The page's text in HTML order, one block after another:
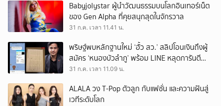
Babyjolystar ผู้นำวัฒนธรรมบนโลกอินเทอร์เน็ต
ของ Gen Alpha ที่คุยสนุกสุดในจักรวาล
31 ก.ค. เวลา 11.41 น.
พริษฐ์พบหลักฐานใหม่ ‘ฮั้ว สว.’ สลิปโอนเงินถึงผู้
สมัคร ‘หนองบัวลำภู’ พร้อม LINE หลุดการันตี
ตำแหน่ง
31 ก.ค. เวลา 11.09 น.
ALALA วง T-Pop ตัวลูก กับแฟชั่น และความฝันสู่
เวทีระดับโลก